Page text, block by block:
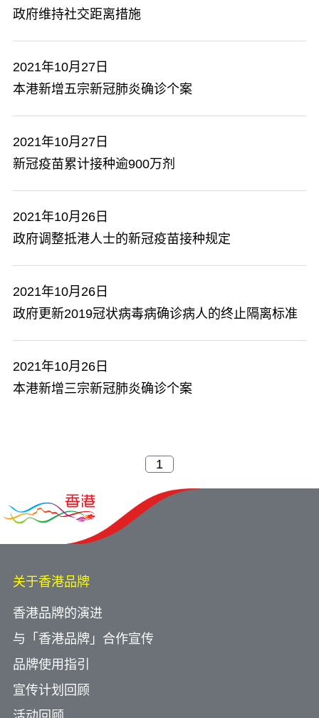
政府维持社交距离措施
2021年10月27日
本港新增五宗新冠肺炎确诊个案
2021年10月27日
新冠疫苗累计接种逾900万剂
2021年10月26日
政府调整抵港人士的新冠疫苗接种规定
2021年10月26日
政府更新2019冠状病毒病确诊病人的终止隔离标准
2021年10月26日
本港新增三宗新冠肺炎确诊个案
关于香港品牌
香港品牌的演进
与「香港品牌」合作宣传
品牌使用指引
宣传计划回顾